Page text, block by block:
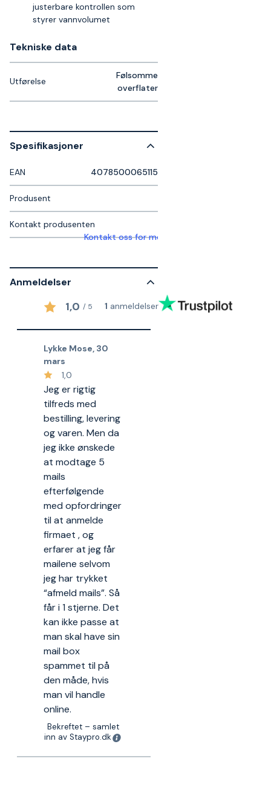
justerbare kontrollen som
styrer vannvolumet
Tekniske data​
Utførelse
Følsomme
overflater
Spesifikasjoner
EAN 4078500065115
Produsent
Kontakt produsenten
Kontakt oss for mer informasjon
Anmeldelser
1,0 / 5 1 anmeldelser
Lykke Mose 30
mars
1,0
Jeg er rigtig
tilfreds med
bestilling, levering
og varen. Men da
jeg ikke ønskede
at modtage 5
mails
efterfølgende
med opfordringer
til at anmelde
firmaet , og
erfarer at jeg får
mailene selvom
jeg har trykket
“afmeld mails”. Så
får i 1 stjerne. Det
kan ikke passe at
man skal have sin
mail box
spammet til på
den måde, hvis
man vil handle
online.
Bekreftet – samlet
inn av Staypro.dk